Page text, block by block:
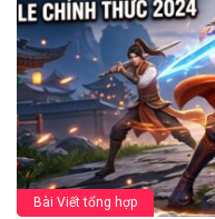
Bài Viết tổng hợp